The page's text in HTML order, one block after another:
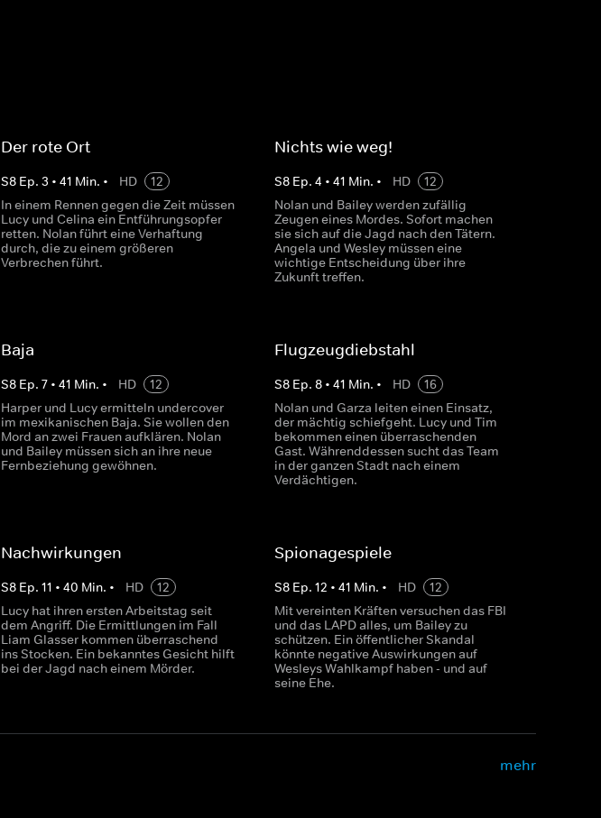
Der rote Ort
S8 Ep. 3 • 41 Min. • HD
12
In einem Rennen gegen die Zeit müssen
Lucy und Celina ein Entführungsopfer
retten. Nolan führt eine Verhaftung
durch, die zu einem größeren
Verbrechen führt.
Nichts wie weg!
S8 Ep. 4 • 41 Min. • HD
12
Nolan und Bailey werden zufällig
Zeugen eines Mordes. Sofort machen
sie sich auf die Jagd nach den Tätern.
Angela und Wesley müssen eine
wichtige Entscheidung über ihre
Zukunft treffen.
Baja
S8 Ep. 7• 41 Min. • HD
12
Harper und Lucy ermitteln undercover
im mexikanischen Baja. Sie wollen den
Mord an zwei Frauen aufklären. Nolan
und Bailey müssen sich an ihre neue
Fernbeziehung gewöhnen.
Flugzeugdiebstahl
S8 Ep. 8• 41 Min. • HD
16
Nolan und Garza leiten einen Einsatz,
der mächtig schiefgeht. Lucy und Tim
bekommen einen überraschenden
Gast. Währenddessen sucht das Team
in der ganzen Stadt nach einem
Verdächtigen.
Nachwirkungen
S8 Ep. 11 • 40 Min. • HD
12
Lucy hat ihren ersten Arbeitstag seit
dem Angriff. Die Ermittlungen im Fall
Liam Glasser kommen überraschend
ins Stocken. Ein bekanntes Gesicht hilft
bei der Jagd nach einem Mörder.
Spionagespiele
S8 Ep. 12 • 41 Min. • HD
12
Mit vereinten Kräften versuchen das FBI
und das LAPD alles, um Bailey zu
schützen. Ein öffentlicher Skandal
könnte negative Auswirkungen auf
Wesleys Wahlkampf haben - und auf
seine Ehe.
mehr